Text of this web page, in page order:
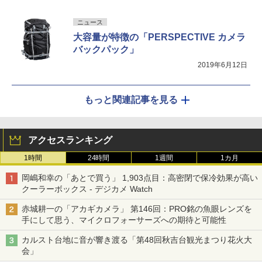
ニュース
大容量が特徴の「PERSPECTIVE カメラ
バックパック」
2019年6月12日
もっと関連記事を見る
アクセスランキング
1時間 24時間 1週間 1カ月
岡嶋和幸の「あとで買う」 1,903点目：高密閉で保冷効果が高い
クーラーボックス - デジカメ Watch
赤城耕一の「アカギカメラ」 第146回：PRO銘の魚眼レンズを
手にして思う、マイクロフォーサーズへの期待と可能性
カルスト台地に音が響き渡る「第48回秋吉台観光まつり花火大
会」